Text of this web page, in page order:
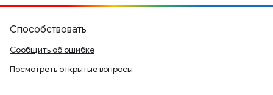
Способствовать
Сообщить об ошибке
Посмотреть открытые вопросы